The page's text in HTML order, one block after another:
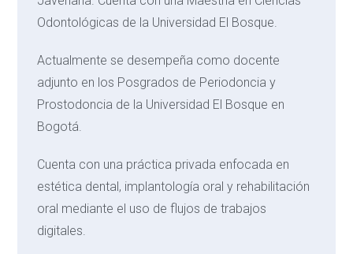
Odontológicas de la Universidad El Bosque.
Actualmente se desempeña como docente
adjunto en los Posgrados de Periodoncia y
Prostodoncia de la Universidad El Bosque en
Bogotá.
Cuenta con una práctica privada enfocada en
estética dental, implantología oral y rehabilitación
oral mediante el uso de flujos de trabajos
digitales.